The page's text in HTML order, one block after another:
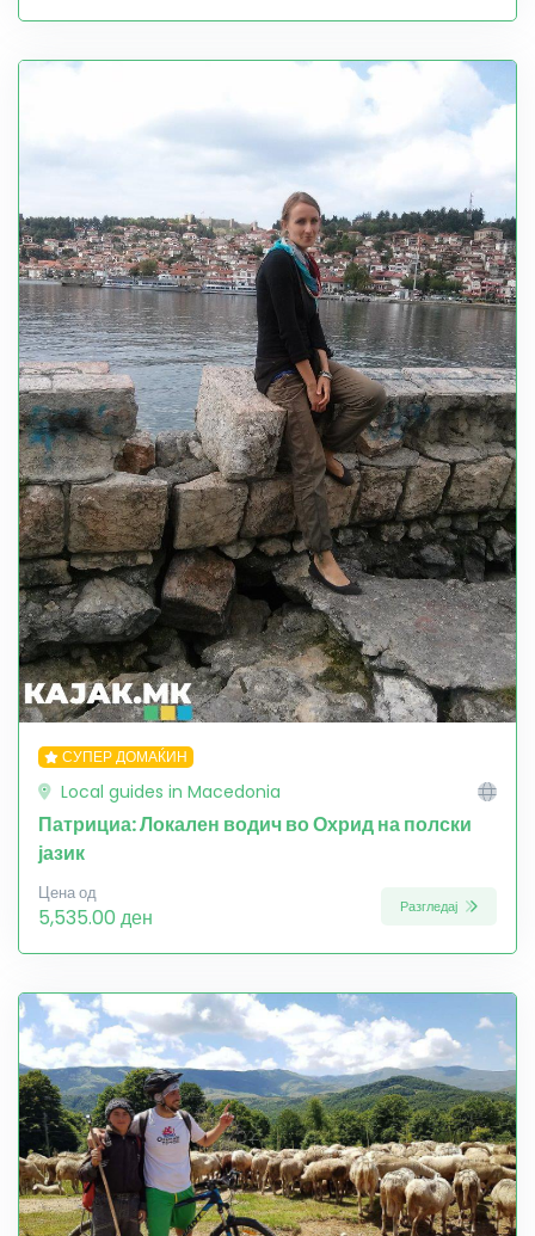
СУПЕР ДОМАЌИН
Local guides in Macedonia
Патрициа: Локален водич во Охрид на полски
јазик
Цена од
5,535.00 ден Разгледај